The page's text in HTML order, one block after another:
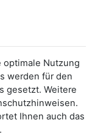
optimale Nutzung
werden für den
gesetzt. Weitere
Ihnen auch das